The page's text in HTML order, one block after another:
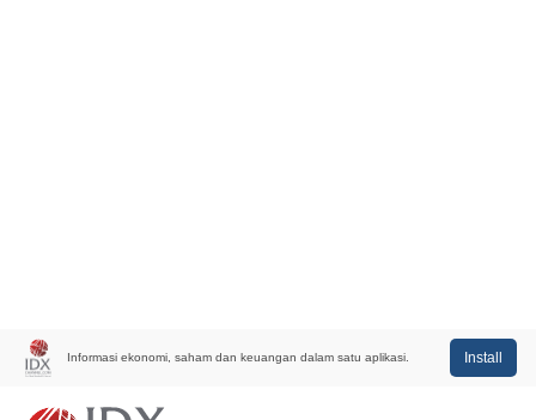
Informasi ekonomi, saham dan keuangan dalam satu aplikasi. Install